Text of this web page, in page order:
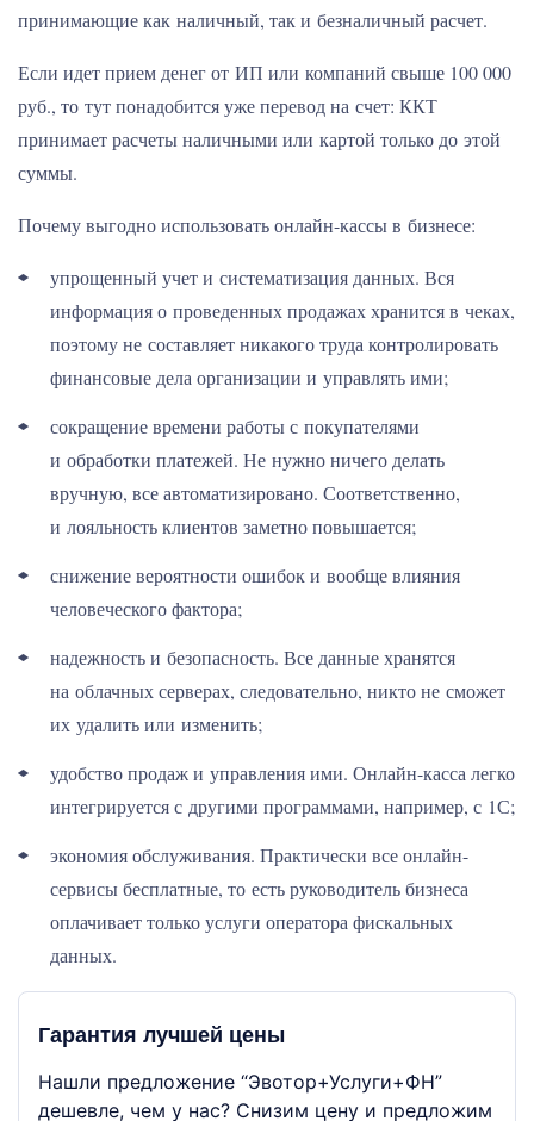
принимающие как наличный, так и безналичный расчет.
Если идет прием денег от ИП или компаний свыше 100 000
руб., то тут понадобится уже перевод на счет: ККТ
принимает расчеты наличными или картой только до этой
суммы.
Почему выгодно использовать онлайн-кассы в бизнесе:
упрощенный учет и систематизация данных. Вся
информация о проведенных продажах хранится в чеках,
поэтому не составляет никакого труда контролировать
финансовые дела организации и управлять ими;
сокращение времени работы с покупателями
и обработки платежей. Не нужно ничего делать
вручную, все автоматизировано. Соответственно,
и лояльность клиентов заметно повышается;
снижение вероятности ошибок и вообще влияния
человеческого фактора;
надежность и безопасность. Все данные хранятся
на облачных серверах, следовательно, никто не сможет
их удалить или изменить;
удобство продаж и управления ими. Онлайн-касса легко
интегрируется с другими программами, например, с 1С;
экономия обслуживания. Практически все онлайн-
сервисы бесплатные, то есть руководитель бизнеса
оплачивает только услуги оператора фискальных
данных.
Гарантия лучшей цены
Нашли предложение “Эвотор+Услуги+ФН”
дешевле, чем у нас? Снизим цену и предложим